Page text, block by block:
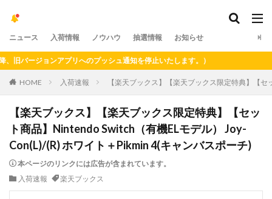
ニュース 入荷情報 ノウハウ 抽選情報 お知らせ
ジョンアプリへのプッシュ通知を停止いたします。）
HOME 入荷速報 【楽天ブックス】【楽天ブックス限定特典】【
【楽天ブックス】【楽天ブックス限定特典】【セッ
ト商品】Nintendo Switch（有機ELモデル） Joy-
Con(L)/(R) ホワイト＋Pikmin 4(キャンバスポーチ)
本ページのリンクには広告が含まれています。
入荷速報
楽天ブックス